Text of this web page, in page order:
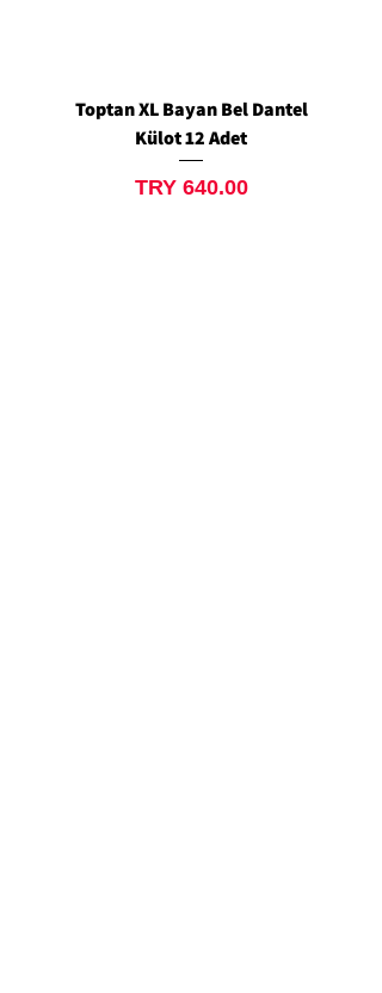
Toptan XL Bayan Bel Dantel
Külot 12 Adet
Price
TRY 640.00